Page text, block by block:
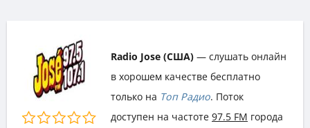
Radio Jose (США) — слушать онлайн
в хорошем качестве бесплатно
только на Топ Радио. Поток
доступен на частоте 97.5 FM города